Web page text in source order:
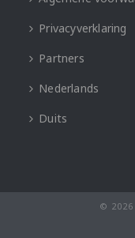
Privacyverklaring
Partners
Nederlands
Duits
©